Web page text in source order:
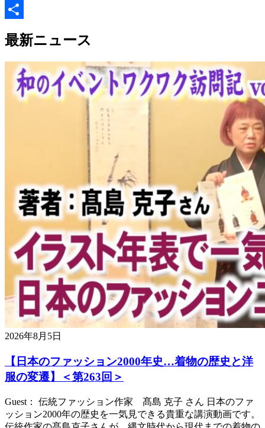
最新ニュース
2026年8月5日
【日本のファッション2000年史…着物の歴史と洋
服の変遷】＜第263回＞
Guest： 伝統ファッション作家 髙島 克子 さん 日本のファ
ッション2000年の歴史を一気見できる貴重な講演動画です。